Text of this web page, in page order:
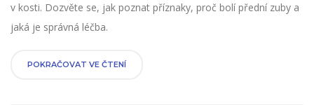
v kosti. Dozvěte se, jak poznat příznaky, proč bolí přední zuby a
jaká je správná léčba.
POKRAČOVAT VE ČTENÍ